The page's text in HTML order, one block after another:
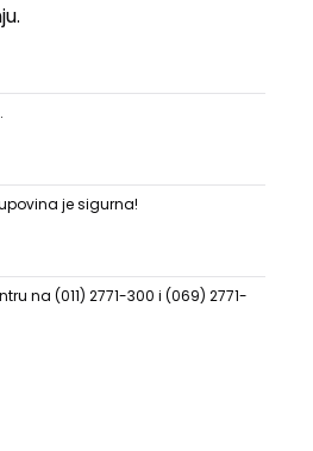
je sigurna!
na (011) 2771-300 i (069) 2771-